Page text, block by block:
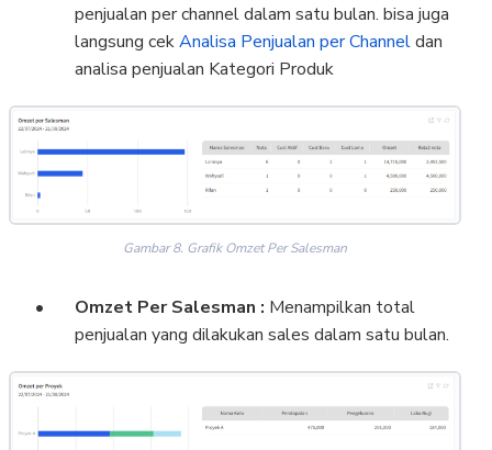
penjualan per channel dalam satu bulan. bisa juga
langsung cekAnalisa Penjualan per Channeldan
analisa penjualan Kategori Produk
Gambar 8. Grafik Omzet Per Salesman
Omzet Per Salesman : Menampilkan total
penjualan yang dilakukan sales dalam satu bulan.